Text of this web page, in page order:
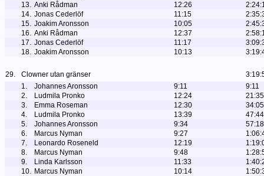
13. Anki Rådman 12:26
14. Jonas Cederlöf 11:15
15. Joakim Aronsson 10:05
16. Anki Rådman 12:37
17. Jonas Cederlöf 11:17
18. Joakim Aronsson 10:13
29. Clowner utan gränser
1.
Johannes Aronsson 9:11
9:11
2.
Ludmila Pronko 12:24
21:35
3.
Emma Roseman 12:30
34:05
4.
Ludmila Pronko 13:39
47:44
5.
Johannes Aronsson 9:34
57:18
6.
Marcus Nyman 9:27
7.
Leonardo Roseneld 12:19
8.
Marcus Nyman 9:48
9.
Linda Karlsson 11:33
10. Marcus Nyman 10:14